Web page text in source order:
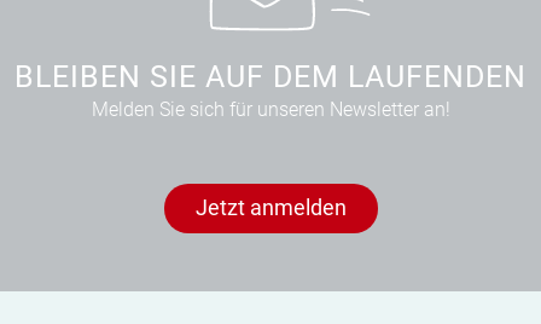
BLEIBEN SIE AUF DEM LAUFENDEN
Melden Sie sich für unseren Newsletter an!
Jetzt anmelden